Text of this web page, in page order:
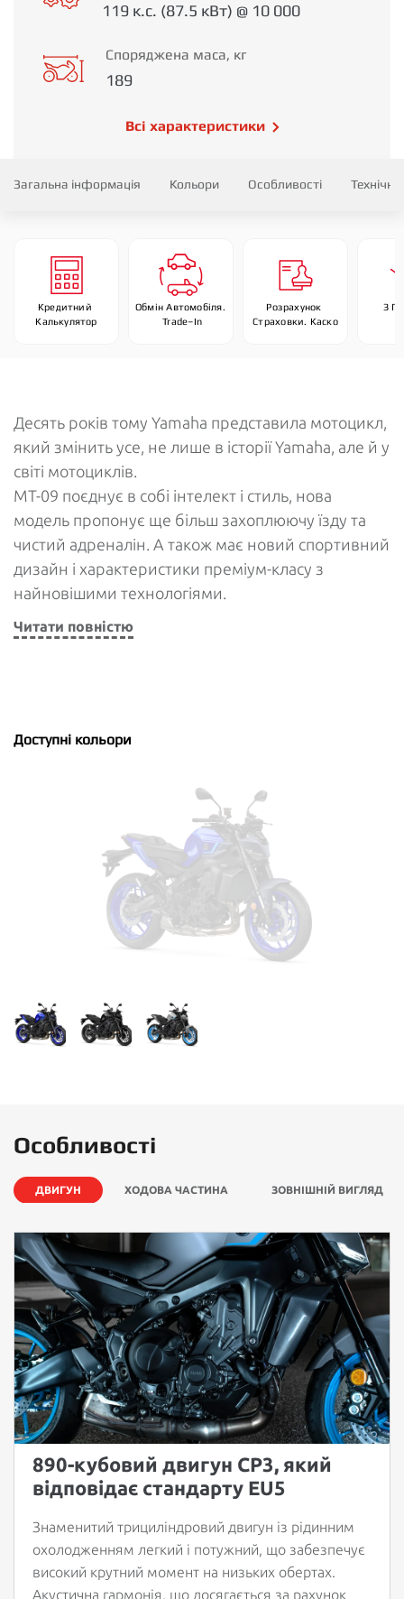
119 к.с. (87.5 кВт) @ 10 000
Споряджена маса, кг
189
Всі характеристики
Загальна інформація Кольори Особливості
Кредитний
Калькулятор
Trade–In
Розрахунок
Страховки. Каско
З
Десять років тому Yamaha представила мотоцикл,
який змінить усе, не лише в історії Yamaha, але й у
світі мотоциклів.
MT-09 поєднує в собі інтелект і стиль, нова
модель пропонує ще більш захоплюючу їзду та
чистий адреналін. А також має новий спортивний
дизайн і характеристики преміум-класу з
найновішими технологіями.
Читати повністю
Доступні кольори
Особливості
ДВИГУН ХОДОВА ЧАСТИНА ЗОВНІШНІЙ ВИГЛЯД
890-кубовий двигун CP3, який
відповідає стандарту EU5
Знаменитий трициліндровий двигун із рідинним
охолодженням легкий і потужний, що забезпечує
високий крутний момент на низьких обертах.
Акустична гармонія, що досягається за рахунок